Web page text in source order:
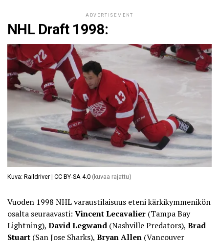
ADVERTISEMENT
NHL Draft 1998:
Kuva: Raildriver| CC BY-SA 4.0 (kuvaa rajattu)
Vuoden 1998 NHL varaustilaisuus eteni kärkikymmenikön
osalta seuraavasti: Vincent Lecavalier (Tampa Bay
Lightning), David Legwand (Nashville Predators), Brad
Stuart (San Jose Sharks), Bryan Allen (Vancouver